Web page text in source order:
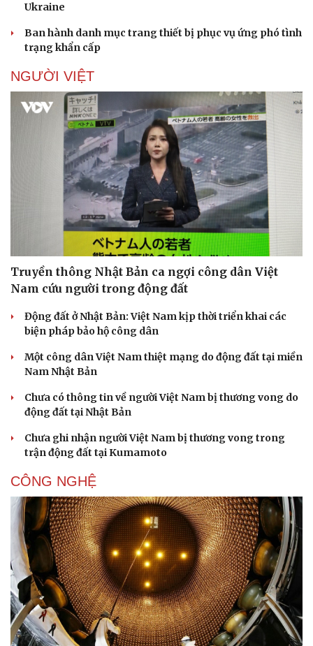
Ukraine
Ban hành danh mục trang thiết bị phục vụ ứng phó tình
trạng khẩn cấp
NGƯỜI VIỆT
Truyền thông Nhật Bản ca ngợi công dân Việt
Nam cứu người trong động đất
Động đất ở Nhật Bản: Việt Nam kịp thời triển khai các
biện pháp bảo hộ công dân
Một công dân Việt Nam thiệt mạng do động đất tại miền
Nam Nhật Bản
Chưa có thông tin về người Việt Nam bị thương vong do
động đất tại Nhật Bản
Chưa ghi nhận người Việt Nam bị thương vong trong
trận động đất tại Kumamoto
CÔNG NGHỆ